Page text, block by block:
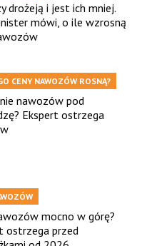
drożeją i jest ich mniej.
mówi, o ile wzrosną
CENY NAWOZÓW ROSNĄ?
nawozów pod
Ekspert ostrzega
mocno w górę?
ostrzega przed